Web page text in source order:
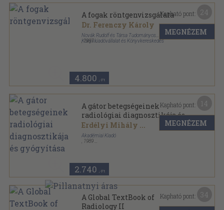
A fogak röntgenvizsgálata
Dr. Ferenczy Károly
Novák Rudolf és Társa Tudományos
Könyvkiadóvállalat és Könyvkereskedés
,1937
4.800 ,-Ft
Kapható pont:
MEGNÉZEM
A gátor betegségeinek
radiológiai diagnosztikája és
gyógyítása
Erdélyi Mihály ...
Akadémiai Kiadó
1989
2.740 ,-Ft
Kapható pont:
MEGNÉZEM
A Global TextBook of
Radiology II
Kapható pont: